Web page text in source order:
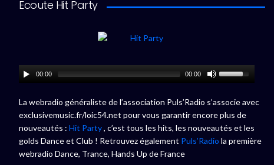
Ecoute Hit Party
00:00 00:00
La webradio généraliste de l’association Puls’Radio s’associe avec
exclusivemusic.fr/loic54.net pour vous garantir encore plus de
nouveautés : Hit Party, c’est tous les hits, les nouveautés et les
golds Dance et Club ! Retrouvez également Puls’Radio la première
webradio Dance, Trance, Hands Up de France